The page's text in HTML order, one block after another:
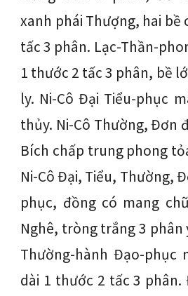
xanh phái Thượng, hai bề
tấc 3 phân. Lạc-Thần-
1 thước 2 tấc 3 phân, bề
ly. Ni-Cô Đại Tiểu-phục
thủy. Ni-Cô Thường, Đơn
Bích chấp trung phong
Ni-Cô Đại, Tiểu, Thường,
phục, đồng có mang
Nghê, tròng trắng 3 phân
Thường-hành Đạo-phục
dài 1 thước 2 tấc 3 phân.